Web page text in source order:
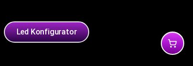
Led Konfigurator